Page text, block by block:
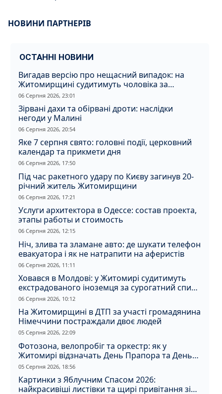
НОВИНИ ПАРТНЕРІВ
ОСТАННІ НОВИНИ
Вигадав версію про нещасний випадок: на
Житомирщині судитимуть чоловіка за
вбивство співмешканки
06 Серпня 2026, 23:01
Зірвані дахи та обірвані дроти: наслідки
негоди у Малині
06 Серпня 2026, 20:54
Яке 7 серпня свято: головні події, церковний
календар та прикмети дня
06 Серпня 2026, 17:50
Під час ракетного удару по Києву загинув 20-
річний житель Житомирщини
06 Серпня 2026, 17:21
Услуги архитектора в Одессе: состав проекта,
этапы работы и стоимость
06 Серпня 2026, 12:15
Ніч, злива та зламане авто: де шукати телефон
евакуатора і як не натрапити на аферистів
06 Серпня 2026, 11:11
Ховався в Молдові: у Житомирі судитимуть
екстрадованого іноземця за сурогатний спирт
і відмивання грошей
06 Серпня 2026, 10:12
На Житомирщині в ДТП за участі громадянина
Німеччини постраждали двоє людей
05 Серпня 2026, 22:09
Фотозона, велопробіг та оркестр: як у
Житомирі відзначать День Прапора та День
Незалежності
05 Серпня 2026, 18:56
Картинки з Яблучним Спасом 2026:
найкрасивіші листівки та щирі привітання зі